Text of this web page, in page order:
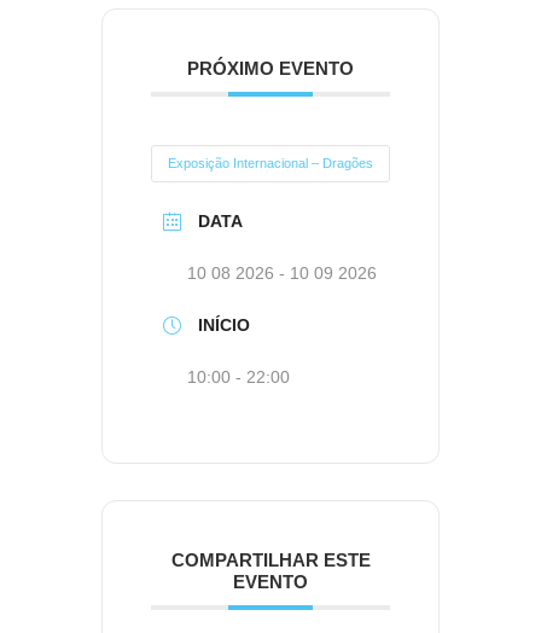
PRÓXIMO EVENTO
Exposição Internacional – Dragões
DATA
10 08 2026 - 10 09 2026
INÍCIO
10:00 - 22:00
COMPARTILHAR ESTE
EVENTO